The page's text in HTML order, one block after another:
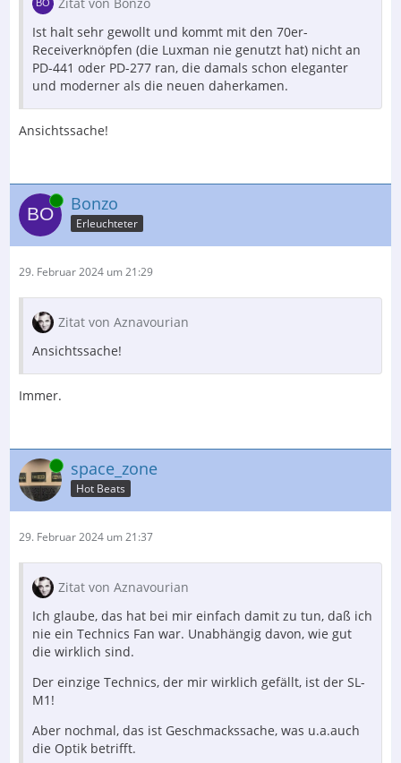
Ist halt sehr gewollt und kommt mit den 70er-
Receiverknöpfen (die Luxman nie genutzt hat) nicht an
PD-441 oder PD-277 ran, die damals schon eleganter
und moderner als die neuen daherkamen.
Ansichtssache!
Online Bonzo
Erleuchteter
29. Februar 2024 um 21:29
Zitat von Aznavourian
Ansichtssache!
Immer.
Online space_zone
Hot Beats
29. Februar 2024 um 21:37
Zitat von Aznavourian
Ich glaube, das hat bei mir einfach damit zu tun, daß ich
nie ein Technics Fan war. Unabhängig davon, wie gut
die wirklich sind.
Der einzige Technics, der mir wirklich gefällt, ist der SL-
M1!
Aber nochmal, das ist Geschmackssache, was u.a.auch
die Optik betrifft.